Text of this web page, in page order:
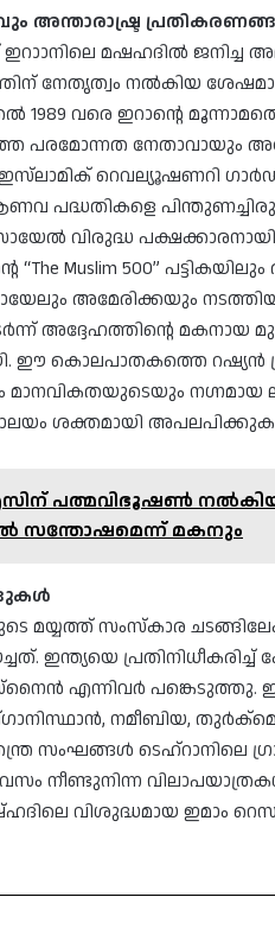
അന്താരാഷ്ട്ര
ഇറാാനിലെ മഷഹദിൽ ജനിച്ച
നേതൃത്വം നൽകിയ
1989 വരെ ഇറാന്റെ
പരമോന്നത നേതാവായും
റെവല്യൂഷണറി
പദ്ധതികളെ
വിരുദ്ധ
“The Muslim 500”
അമേരിക്കയും
അദ്ദേഹത്തിന്റെ
കൊലപാതകത്തെ റഷ്യൻ
നഗ്നമായ
ശക്തമായി
പത്മവിഭൂഷൺ
സന്തോഷമെന്ന് മകനും
മയ്യത്ത് സംസ്കാര
ഇന്ത്യയെ പ്രതിനിധീകരിച്ച്
എന്നിവർ പങ്കെടുത്തു.
നമീബിയ,
സംഘങ്ങൾ ടെഹ്‌റാനിലെ
നീണ്ടുനിന്ന
വിശുദ്ധമായ ഇമാം